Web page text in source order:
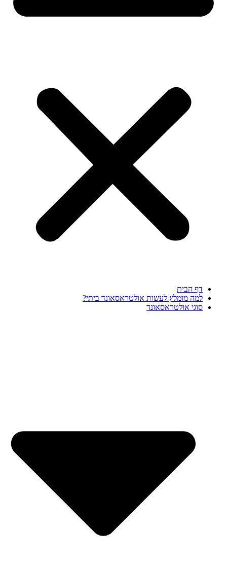
דף הבית
למה מומלץ לעשות אולטראסאונד ביתי?
סוגי אולטראסאונד